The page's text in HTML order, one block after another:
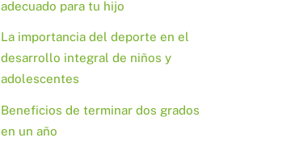
adecuado para tu hijo
La importancia del deporte en el
desarrollo integral de niños y
adolescentes
Beneficios de terminar dos grados
en un año